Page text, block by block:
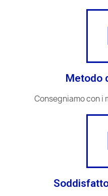
Metodo
Consegniamo con i